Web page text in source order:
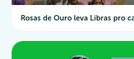
Rosas de Ouro leva Libras pro